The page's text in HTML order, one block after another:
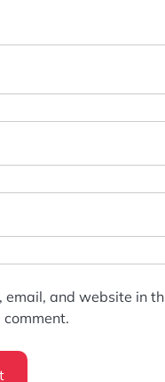
email, and website in